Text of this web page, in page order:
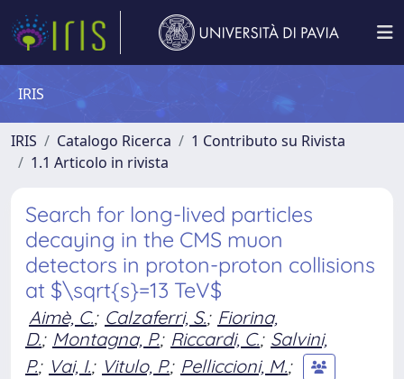
IRIS
IRIS Catalogo Ricerca
1 Contributo su Rivista
1.1 Articolo in rivista
Search for long-lived particles
decaying in the CMS muon
detectors in proton-proton collisions
at $\sqrt{s}=13 TeV$
Aimè, C.; Calzaferri, S.; Fiorina,
D.; Montagna, P.; Riccardi, C.; Salvini,
P.; Vai, I.; Vitulo, P.; Pelliccioni, M.;